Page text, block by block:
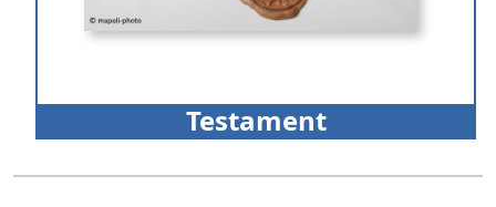
Testament